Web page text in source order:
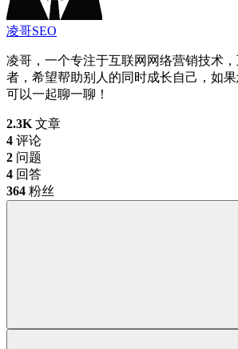
凌哥SEO
凌哥，一个专注于互联网网络营销技术
者，希望帮助别人的同时成长自己，如
可以一起聊一聊！
2.3K 文章
4 评论
2 问题
4 回答
364 粉丝